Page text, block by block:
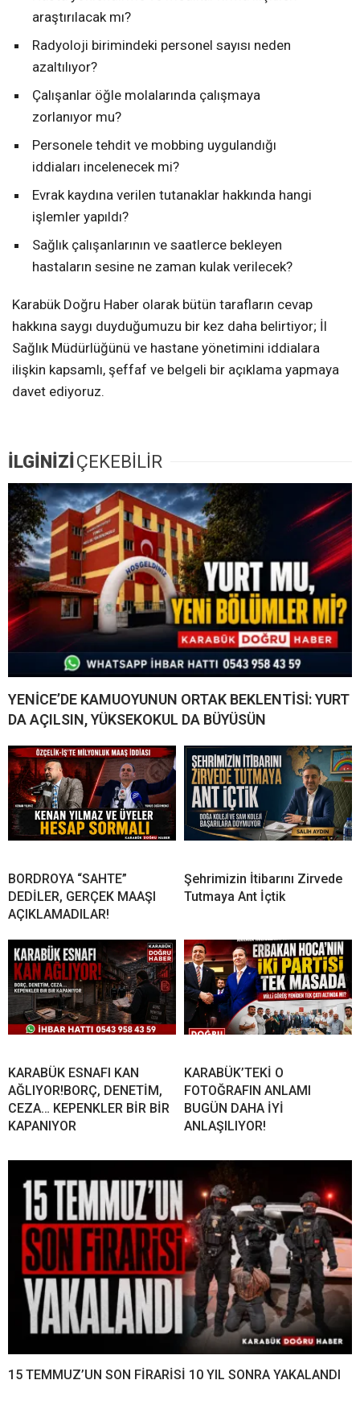
araştırılacak mı?
Radyoloji birimindeki personel sayısı neden
azaltılıyor?
Çalışanlar öğle molalarında çalışmaya
zorlanıyor mu?
Personele tehdit ve mobbing uygulandığı
iddiaları incelenecek mi?
Evrak kaydına verilen tutanaklar hakkında hangi
işlemler yapıldı?
Sağlık çalışanlarının ve saatlerce bekleyen
hastaların sesine ne zaman kulak verilecek?
Karabük Doğru Haber olarak bütün tarafların cevap
hakkına saygı duyduğumuzu bir kez daha belirtiyor; İl
Sağlık Müdürlüğünü ve hastane yönetimini iddialara
ilişkin kapsamlı, şeffaf ve belgeli bir açıklama yapmaya
davet ediyoruz.
İLGİNİZİ ÇEKEBİLİR
YENİCE’DE KAMUOYUNUN ORTAK BEKLENTİSİ: YURT
DA AÇILSIN, YÜKSEKOKUL DA BÜYÜSÜN
BORDROYA “SAHTE”
DEDİLER, GERÇEK MAAŞI
AÇIKLAMADILAR!
Şehrimizin İtibarını Zirvede
Tutmaya Ant İçtik
KARABÜK ESNAFI KAN
AĞLIYOR!BORÇ, DENETİM,
CEZA… KEPENKLER BİR BİR
KAPANIYOR
KARABÜK’TEKİ O
FOTOĞRAFIN ANLAMI
BUGÜN DAHA İYİ
ANLAŞILIYOR!
15 TEMMUZ’UN SON FİRARİSİ 10 YIL SONRA YAKALANDI